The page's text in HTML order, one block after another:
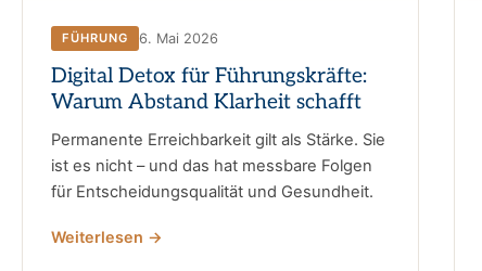
FÜHRUNG 6. Mai 2026
Digital Detox für Führungskräfte:
Warum Abstand Klarheit schafft
Permanente Erreichbarkeit gilt als Stärke. Sie
ist es nicht – und das hat messbare Folgen
für Entscheidungsqualität und Gesundheit.
Weiterlesen →